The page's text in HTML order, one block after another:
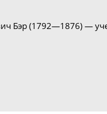
Бэр (1792—1876)—